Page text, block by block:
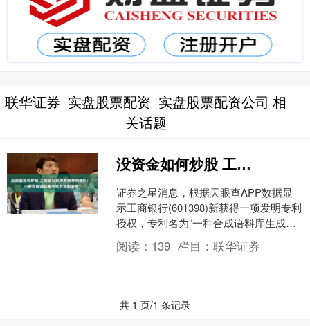
联华证券_实盘股票配资_实盘股票配资公司 相
关话题
没资金如何炒股 工商银行获得发明专利授权：“一种合成语料库生成方法和装置”
证券之星消息，根据天眼查APP数据显
示工商银行(601398)新获得一项发明专利
授权，专利名为“一种合成语料库生成方
法和装置”，专利申请号为
CN20221028....
阅读： 139 栏目：联华证券
共 1 页/1 条记录